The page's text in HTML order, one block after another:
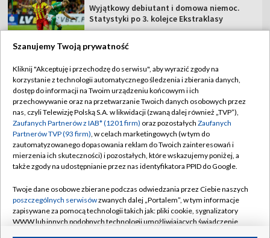
Wyjątkowy debiutant i domowa niemoc.
Statystyki po 3. kolejce Ekstraklasy
TVP
Abonament TVP
Sklep TVP
Biuro Reklamy
Oferta Handlowa
Emisja w TVP
Rada Programowa
Regulamin TVP
Polityka prywatności
Moje zgody
Biuro reklamy
Kanały
Szanujemy Twoją prywatność
Kliknij "Akceptuję i przechodzę do serwisu", aby wyrazić zgody na
korzystanie z technologii automatycznego śledzenia i zbierania danych,
dostęp do informacji na Twoim urządzeniu końcowym i ich
przechowywanie oraz na przetwarzanie Twoich danych osobowych przez
nas, czyli Telewizję Polską S.A. w likwidacji (zwaną dalej również „TVP”),
Zaufanych Partnerów z IAB* (1201 firm) oraz pozostałych Zaufanych
Partnerów TVP (93 firm), w celach marketingowych (w tym do
zautomatyzowanego dopasowania reklam do Twoich zainteresowań i
mierzenia ich skuteczności) i pozostałych, które wskazujemy poniżej, a
także zgody na udostępnianie przez nas identyfikatora PPID do Google.
Twoje dane osobowe zbierane podczas odwiedzania przez Ciebie naszych
poszczególnych serwisówzwanych dalej „Portalem”, w tym informacje
zapisywane za pomocą technologii takich jak: pliki cookie, sygnalizatory
WWW lub innych podobnych technologii umożliwiających świadczenie